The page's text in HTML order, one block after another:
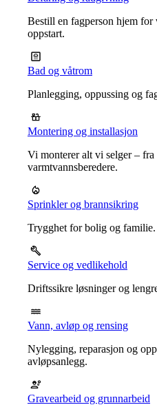
Bestill en fagperson hjem
oppstart.
Bad og våtrom
Planlegging, oppussing og
Montering og installasjon
Vi monterer alt vi selger –
varmtvannsberedere.
Sprinkler og brannsikring
Trygghet for bolig og familie.
Service og vedlikehold
Driftssikre løsninger og
Vann, avløp og rensing
Nylegging, reparasjon og
avløpsanlegg.
Gravearbeid og grunnarbeid